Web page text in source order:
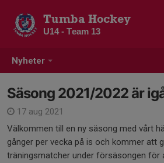
Nyheter
Tumba Hockey
U14 - Team 13
Säsong 2021/2022 är
17 aug 2021
Välkommen till en ny säsong med vårt
gånger per vecka på is och kommer att
träningsmatcher under försäsongen